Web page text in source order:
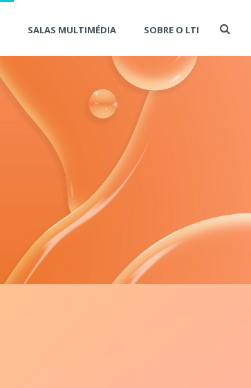
SALAS MULTIMÉDIA SOBRE O LTI